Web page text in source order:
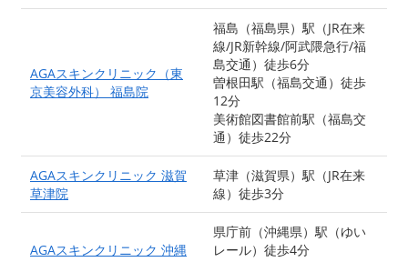
AGAスキンクリニック（東
京美容外科） 福島院
福島（福島県）駅（JR在来
線/JR新幹線/阿武隈急行/福
島交通）徒歩6分
曽根田駅（福島交通）徒歩
12分
美術館図書館前駅（福島交
通）徒歩22分
AGAスキンクリニック 滋賀
草津院
草津（滋賀県）駅（JR在来
線）徒歩3分
AGAスキンクリニック 沖縄
県庁前（沖縄県）駅（ゆい
レール）徒歩4分